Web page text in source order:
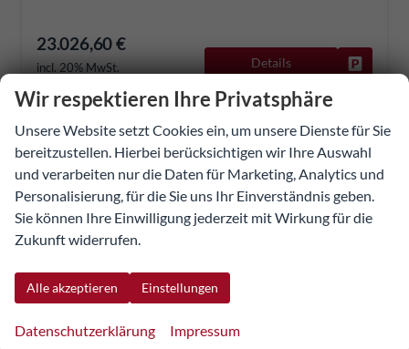
23.026,60 €
incl. 20% MwSt.
Details
Verbrauch kombiniert:6,50 l/100km
148,00 g/km
Wir respektieren Ihre Privatsphäre
Unsere Website setzt Cookies ein, um unsere Dienste für Sie
bereitzustellen. Hierbei berücksichtigen wir Ihre Auswahl
und verarbeiten nur die Daten für Marketing, Analytics und
Personalisierung, für die Sie uns Ihr Einverständnis geben.
Sie können Ihre Einwilligung jederzeit mit Wirkung für die
Zukunft widerrufen.
Alle akzeptieren Einstellungen
Datenschutzerklärung Impressum